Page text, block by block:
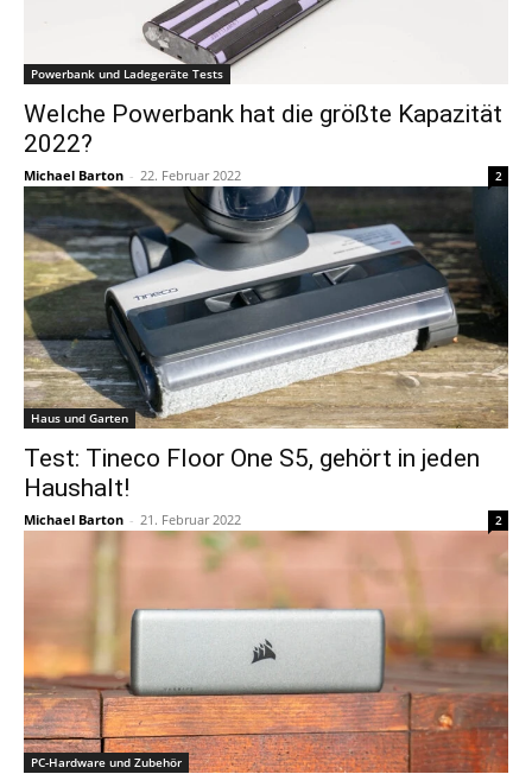
Powerbank und Ladegeräte Tests
Welche Powerbank hat die größte Kapazität
2022?
Michael Barton - 22. Februar 2022 2
Haus und Garten
Test: Tineco Floor One S5, gehört in jeden
Haushalt!
Michael Barton - 21. Februar 2022 2
PC-Hardware und Zubehör